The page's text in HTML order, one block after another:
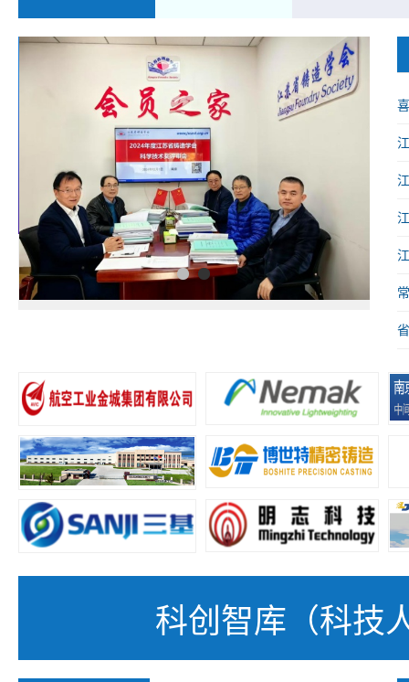
1 2
科创智库（科技